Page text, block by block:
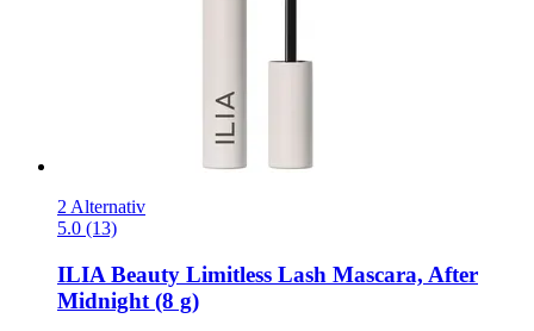
2 Alternativ
5.0 (13)
ILIA Beauty Limitless Lash Mascara, After
Midnight (8 g)